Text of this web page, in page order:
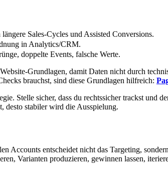
Sales-Cycles und Assisted Conversions.
in Analytics/CRM.
doppelte Events, falsche Werte.
Grundlagen, damit Daten nicht durch
brauchst, sind diese Grundlagen hilfreich:
Stelle sicher, dass du rechtssicher trackst
desto stabiler wird die Ausspielung.
Accounts entscheidet nicht das Targeting,
Varianten produzieren, gewinnen lassen,